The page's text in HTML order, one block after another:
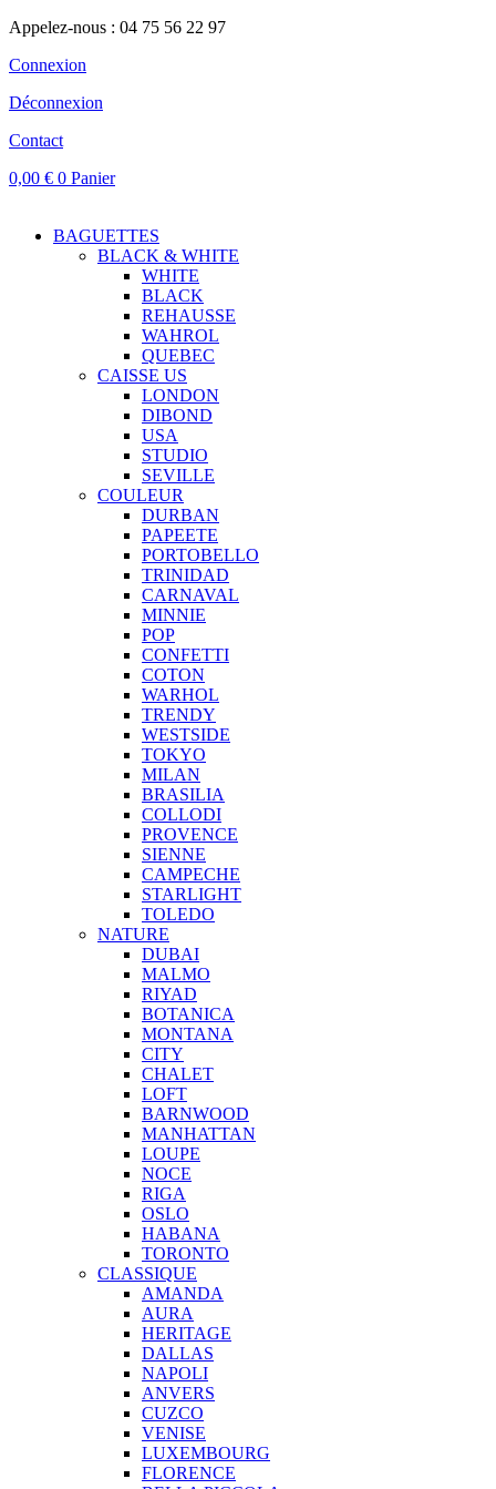
Appelez-nous : 04 75 56 22 97
Connexion
Déconnexion
Contact
0,00 € 0 Panier
BAGUETTES
BLACK & WHITE
WHITE
BLACK
REHAUSSE
WAHROL
QUEBEC
CAISSE US
LONDON
DIBOND
USA
STUDIO
SEVILLE
COULEUR
DURBAN
PAPEETE
PORTOBELLO
TRINIDAD
CARNAVAL
MINNIE
POP
CONFETTI
COTON
WARHOL
TRENDY
WESTSIDE
TOKYO
MILAN
BRASILIA
COLLODI
PROVENCE
SIENNE
CAMPECHE
STARLIGHT
TOLEDO
NATURE
DUBAI
MALMO
RIYAD
BOTANICA
MONTANA
CITY
CHALET
LOFT
BARNWOOD
MANHATTAN
LOUPE
NOCE
RIGA
OSLO
HABANA
TORONTO
CLASSIQUE
AMANDA
AURA
HERITAGE
DALLAS
NAPOLI
ANVERS
CUZCO
VENISE
LUXEMBOURG
FLORENCE